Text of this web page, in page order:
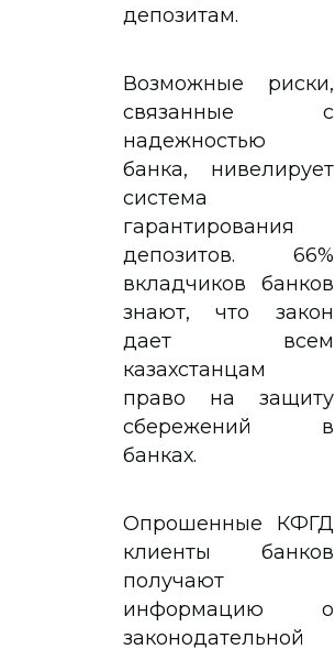
депозитам.
Возможные риски,
связанные с
надежностью
банка, нивелирует
система
гарантирования
депозитов. 66%
вкладчиков банков
знают, что закон
дает всем
казахстанцам
право на защиту
сбережений в
банках.
Опрошенные КФГД
клиенты банков
получают
информацию о
законодательной